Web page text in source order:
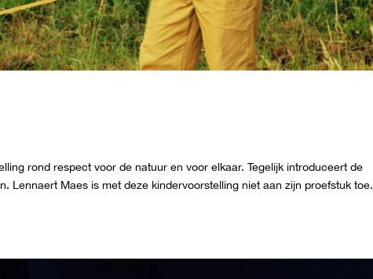
rond respect voor de natuur en voor elkaar. Tegelijk introduceert de
Lennaert Maes is met deze kindervoorstelling niet aan zijn proefstuk toe.